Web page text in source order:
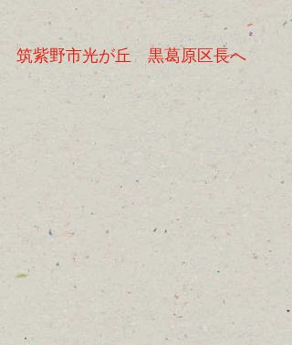
筑紫野市光が丘　黒葛原区長へ